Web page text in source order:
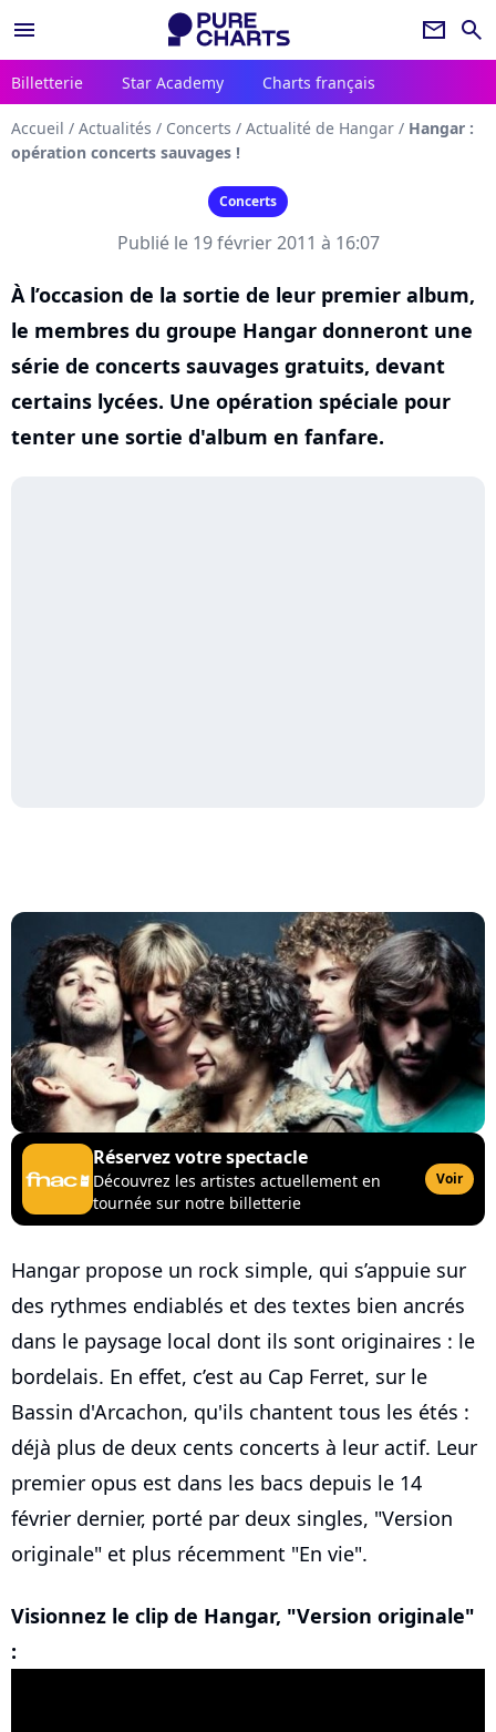
menu newsletter search
Billetterie Star Academy Charts français
Accueil / Actualités / Concerts / Actualité de Hangar / Hangar :
opération concerts sauvages !
Concerts
Publié le 19 février 2011 à 16:07
À l’occasion de la sortie de leur premier album,
le membres du groupe Hangar donneront une
série de concerts sauvages gratuits, devant
certains lycées. Une opération spéciale pour
tenter une sortie d'album en fanfare.
Réservez votre spectacle
Découvrez les artistes actuellement en
tournée sur notre billetterie
Voir
Hangar propose un rock simple, qui s’appuie sur
des rythmes endiablés et des textes bien ancrés
dans le paysage local dont ils sont originaires : le
bordelais. En effet, c’est au Cap Ferret, sur le
Bassin d'Arcachon, qu'ils chantent tous les étés :
déjà plus de deux cents concerts à leur actif. Leur
premier opus est dans les bacs depuis le 14
février dernier, porté par deux singles, "Version
originale" et plus récemment "En vie".
Visionnez le clip de Hangar, "Version originale"
: